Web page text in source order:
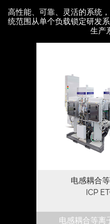
高性能、可靠、灵活的系统
统范围从单个负载锁定研发
生产
高蚀刻速度、高选择
的轮廓控制。独
电感耦合
ICP
电感耦合等离